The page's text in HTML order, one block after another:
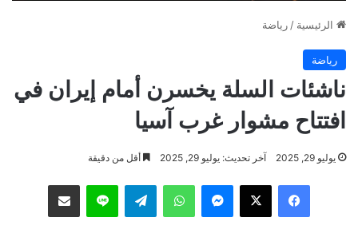
الرئيسية /رياضة
رياضة
ناشئات السلة يخسرن أمام إيران في
افتتاح مشوار غرب آسيا
يوليو 29, 2025 آخر تحديث: يوليو 29, 2025 أقل من دقيقة
فيسبوك ‫X ماسنجر واتساب تيلقرام لاين مشاركة عبر البريد